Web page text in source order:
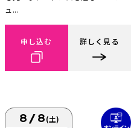
ュ...
申し込む 詳しく見る
8/8(土)